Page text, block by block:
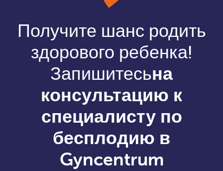
Получите шанс родить
здорового ребенка!
Запишитесьна
консультацию к
специалисту по
бесплодию в
Gyncentrum